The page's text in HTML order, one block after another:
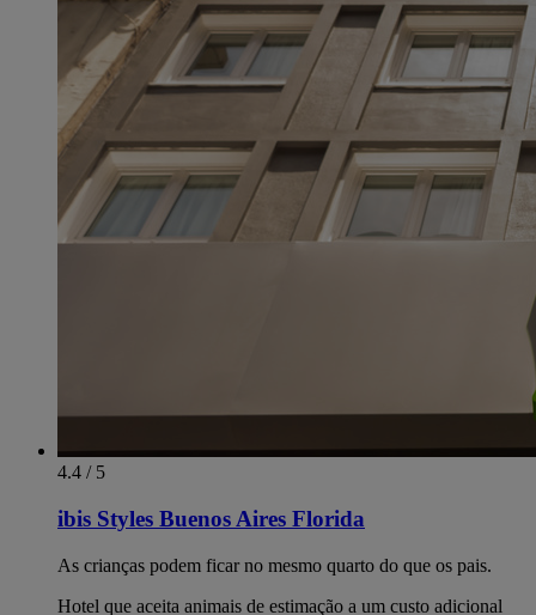
4.4 / 5
ibis Styles Buenos Aires Florida
As crianças podem ficar no mesmo quarto do que os pais.
Hotel que aceita animais de estimação a um custo adicional